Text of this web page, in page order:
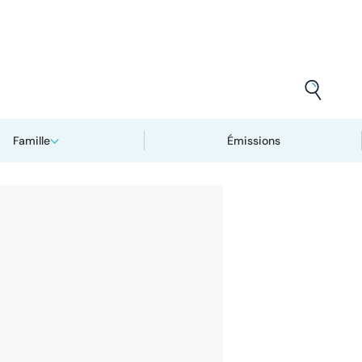
Famille Émissions